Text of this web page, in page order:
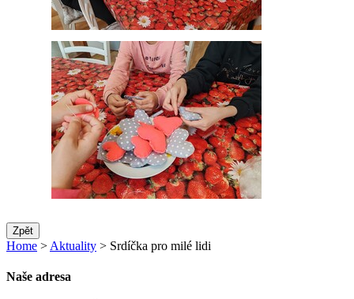
Zpět
Home > Aktuality > Srdíčka pro milé lidi
Naše adresa